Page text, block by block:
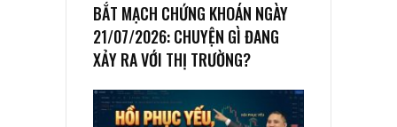
BẮT MẠCH CHỨNG KHOÁN NGÀY
21/07/2026: CHUYỆN GÌ ĐANG
XẢY RA VỚI THỊ TRƯỜNG?